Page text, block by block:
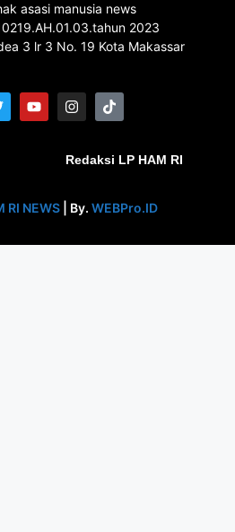
asasi manusia news
2023
3 lr 3 No. 19 Kota Makassar
Redaksi LP HAM RI
RI NEWS| By. WEBPro.ID